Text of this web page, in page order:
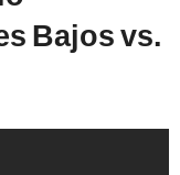
Bajos vs.